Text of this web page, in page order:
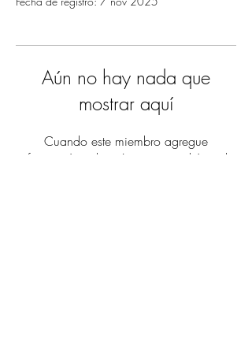
Aún no hay nada que
mostrar aquí
Cuando este miembro agregue
información sobre sí mismo, podrás verla